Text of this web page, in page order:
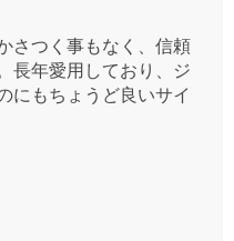
さつく事もなく、信頼
長年愛用しており、ジ
にもちょうど良いサイ